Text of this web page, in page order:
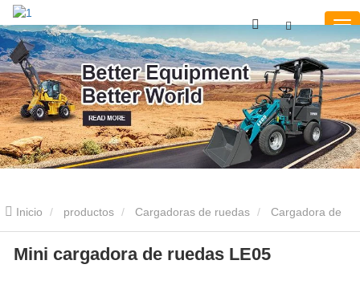
Inicio productos Cargadoras de ruedas Cargadora de
ruedas eléctrica Mini cargadora de ruedas LE05
Mini cargadora de ruedas LE05